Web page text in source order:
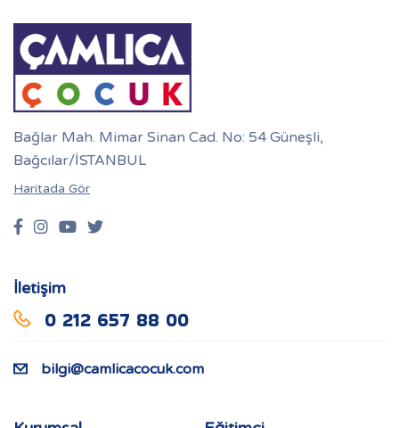
Bağlar Mah. Mimar Sinan Cad. No: 54 Güneşli,
Bağcılar/İSTANBUL
Haritada Gör
İletişim
0 212 657 88 00
bilgi@camlicacocuk.com